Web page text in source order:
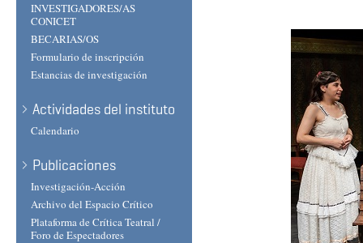
INVESTIGADORES/AS
CONICET
BECARIAS/OS
Formulario de inscripción
Estancias de investigación
Actividades del instituto
Calendario
Publicaciones
Investigación-Acción
Archivo del Espacio Crítico
Plataforma de Crítica Teatral /
Foro de Espectadores